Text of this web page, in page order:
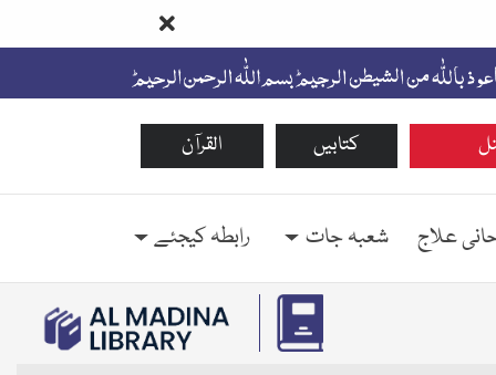
القرآن کتابیں
علاج شعبہ جات رابطہ کیجئے